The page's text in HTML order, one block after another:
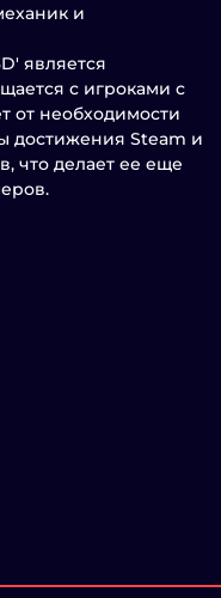
и
является
с игроками с
от необходимости
достижения Steam и
что делает ее еще